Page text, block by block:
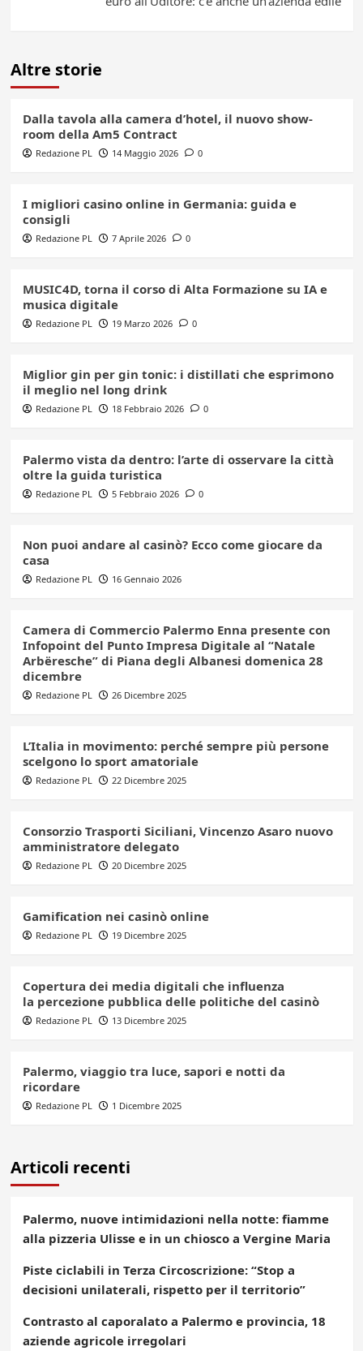
Altre storie
Dalla tavola alla camera d’hotel, il nuovo show-
room della Am5 Contract
Redazione PL 14 Maggio 2026 0
I migliori casino online in Germania: guida e
consigli
Redazione PL 7 Aprile 2026 0
MUSIC4D, torna il corso di Alta Formazione su IA e
musica digitale
Redazione PL 19 Marzo 2026 0
Miglior gin per gin tonic: i distillati che esprimono
il meglio nel long drink
Redazione PL 18 Febbraio 2026 0
Palermo vista da dentro: l’arte di osservare la città
oltre la guida turistica
Redazione PL 5 Febbraio 2026 0
Non puoi andare al casinò? Ecco come giocare da
casa
Redazione PL 16 Gennaio 2026
Camera di Commercio Palermo Enna presente con
Infopoint del Punto Impresa Digitale al “Natale
Arbëresche” di Piana degli Albanesi domenica 28
dicembre
Redazione PL 26 Dicembre 2025
L’Italia in movimento: perché sempre più persone
scelgono lo sport amatoriale
Redazione PL 22 Dicembre 2025
Consorzio Trasporti Siciliani, Vincenzo Asaro nuovo
amministratore delegato
Redazione PL 20 Dicembre 2025
Gamification nei casinò online
Redazione PL 19 Dicembre 2025
Copertura dei media digitali che influenza
la percezione pubblica delle politiche del casinò
Redazione PL 13 Dicembre 2025
Palermo, viaggio tra luce, sapori e notti da
ricordare
Redazione PL 1 Dicembre 2025
Articoli recenti
Palermo, nuove intimidazioni nella notte: fiamme
alla pizzeria Ulisse e in un chiosco a Vergine Maria
Piste ciclabili in Terza Circoscrizione: “Stop a
decisioni unilaterali, rispetto per il territorio”
Contrasto al caporalato a Palermo e provincia, 18
aziende agricole irregolari